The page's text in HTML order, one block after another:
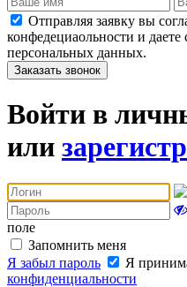
Отправляя заявку вы
конфедециаольности и
персональных данных.
Заказать звонок
Войти в
или
поле
Запомнить меня
Я забыл пароль
Я
конфиденциальности